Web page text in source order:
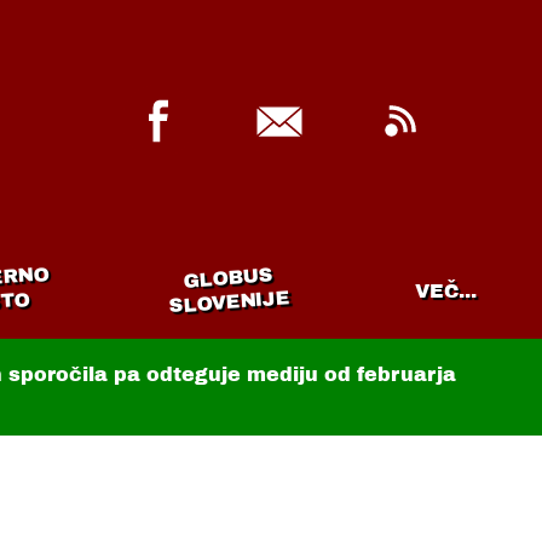
GLOBUS
SLOVENIJE VEČ...
sporočila pa odteguje mediju od februarja